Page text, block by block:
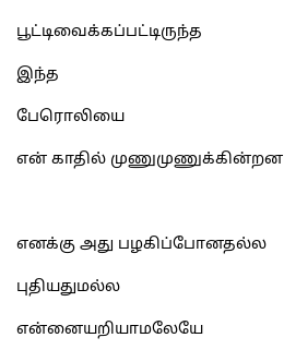
பூட்டிவைக்கப்பட்டிருந்த
இந்த
பேரொலியை
என் காதில் முணுமுணுக்கின்றன
எனக்கு அது பழகிப்போனதல்ல
புதியதுமல்ல
என்னையறியாமலேயே